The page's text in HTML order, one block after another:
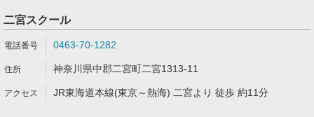
二宮スクール
0463-70-1282
神奈川県中郡二宮町二宮1313-11
JR東海道本線(東京～熱海) 二宮より 徒歩 約11分